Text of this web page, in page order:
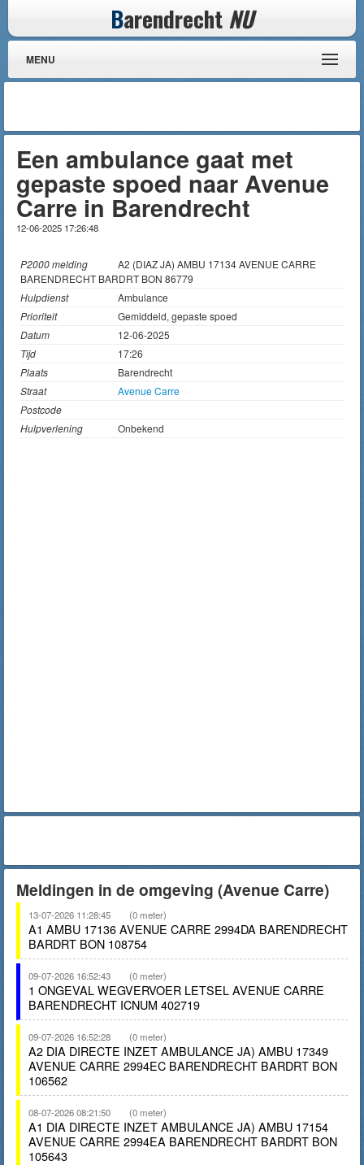
Barendrecht NU
MENU
Een ambulance gaat met
gepaste spoed naar Avenue
Carre in Barendrecht
12-06-2025 17:26:48
P2000 melding
A2 (DIAZ JA) AMBU 17134 AVENUE CARRE
BARENDRECHT BARDRT BON 86779
Hulpdienst
Ambulance
Prioriteit
Gemiddeld, gepaste spoed
Datum
12-06-2025
Tijd
17:26
Plaats
Barendrecht
Straat
Avenue Carre
Postcode
Hulpverlening
Onbekend
Meldingen in de omgeving (Avenue Carre)
13-07-2026 11:28:45 (0 meter)
A1 AMBU 17136 AVENUE CARRE 2994DA BARENDRECHT
BARDRT BON 108754
09-07-2026 16:52:43 (0 meter)
1 ONGEVAL WEGVERVOER LETSEL AVENUE CARRE
BARENDRECHT ICNUM 402719
09-07-2026 16:52:28 (0 meter)
A2 DIA DIRECTE INZET AMBULANCE JA) AMBU 17349
AVENUE CARRE 2994EC BARENDRECHT BARDRT BON
106562
08-07-2026 08:21:50 (0 meter)
A1 DIA DIRECTE INZET AMBULANCE JA) AMBU 17154
AVENUE CARRE 2994EA BARENDRECHT BARDRT BON
105643